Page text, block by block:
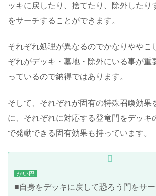
ッキに戻したり、捨てたり、除外したり
をサーチすることができます。
それぞれ処理が異なるのでかなりややこ
ぞれがデッキ・墓地・除外にいる事が重
っているので納得ではあります。
そして、それぞれが固有の特殊召喚効果
に、それぞれに対応する登竜門をデッキ
で発動できる固有効果も持っています。
かい巴
■自身をデッキに戻して恐ろう門をサー